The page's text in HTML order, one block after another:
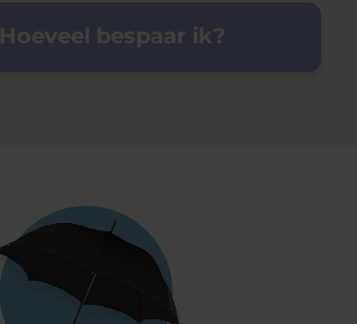
Hoeveel bespaar ik?